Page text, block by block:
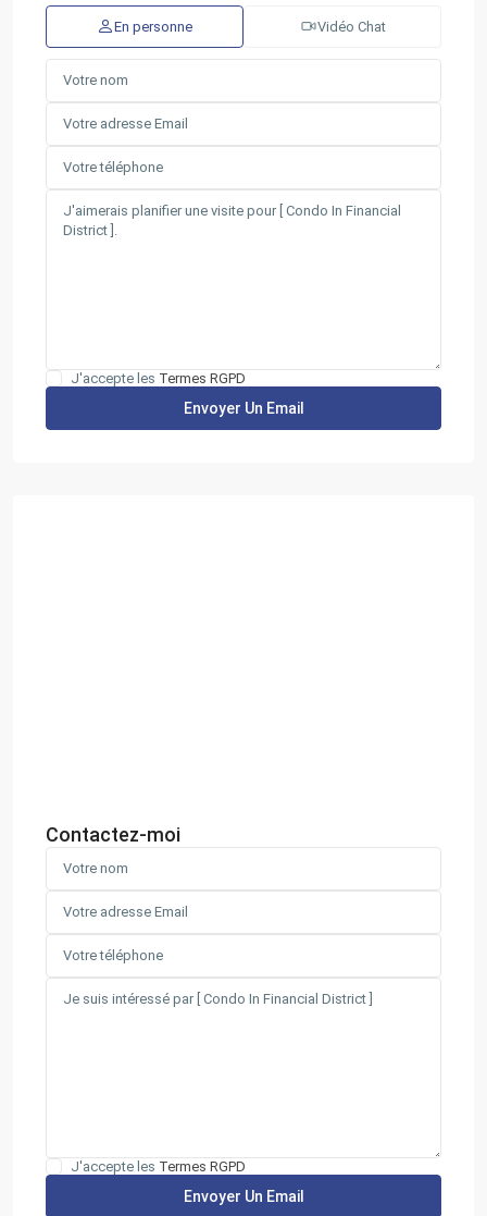
En personne Vidéo Chat
J'accepte les Termes RGPD
Contactez-moi
J'accepte les Termes RGPD